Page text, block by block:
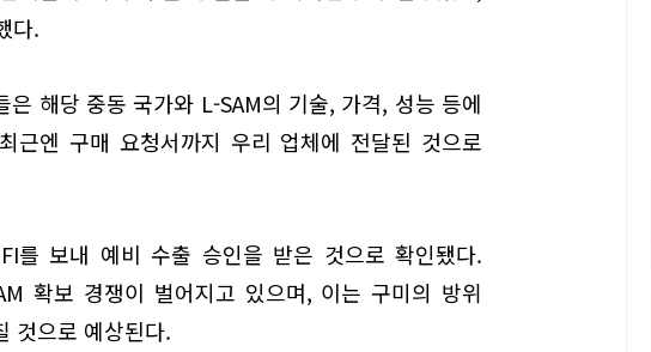
다.
해당 중동 국가와 L-SAM의 기술, 가격, 성능 등에
근엔 구매 요청서까지 우리 업체에 전달된 것으로
를 보내 예비 수출 승인을 받은 것으로 확인됐다.
확보 경쟁이 벌어지고 있으며, 이는 구미의 방위
것으로 예상된다.